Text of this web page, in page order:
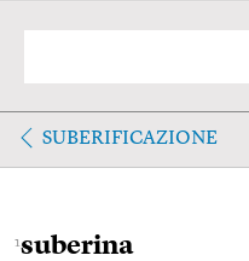
SUBERIFICAZIONE
1suberina